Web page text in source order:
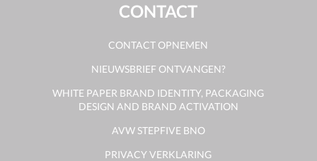
CONTACT
CONTACT OPNEMEN
NIEUWSBRIEF ONTVANGEN?
WHITE PAPER BRAND IDENTITY, PACKAGING
DESIGN AND BRAND ACTIVATION
AVW STEPFIVE BNO
PRIVACY VERKLARING